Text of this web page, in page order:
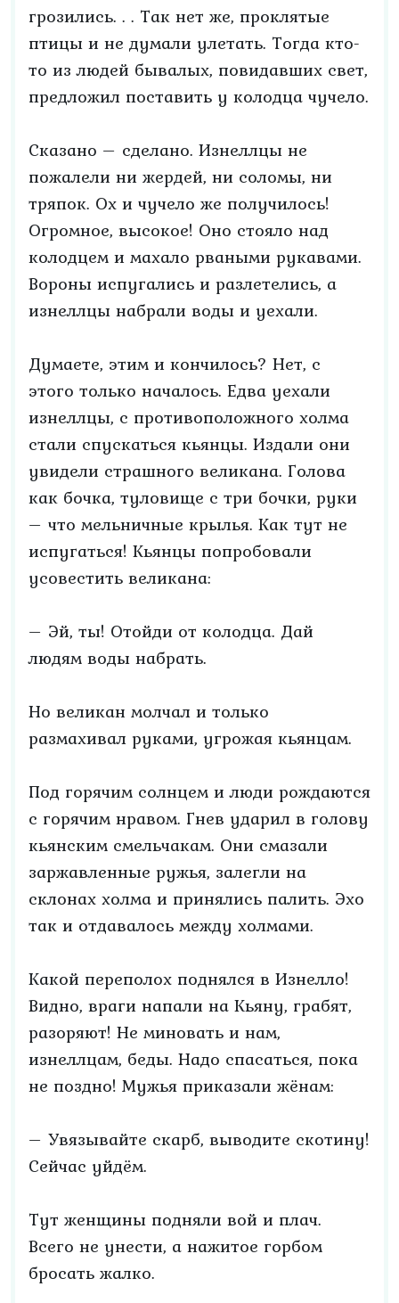
грозились. . . Так нет же, проклятые
птицы и не думали улетать. Тогда кто-
то из людей бывалых, повидавших свет,
предложил поставить у колодца чучело.
Сказано – сделано. Изнеллцы не
пожалели ни жердей, ни соломы, ни
тряпок. Ох и чучело же получилось!
Огромное, высокое! Оно стояло над
колодцем и махало рваными рукавами.
Вороны испугались и разлетелись, а
изнеллцы набрали воды и уехали.
Думаете, этим и кончилось? Нет, с
этого только началось. Едва уехали
изнеллцы, с противоположного холма
стали спускаться кьянцы. Издали они
увидели страшного великана. Голова
как бочка, туловище с три бочки, руки
– что мельничные крылья. Как тут не
испугаться! Кьянцы попробовали
усовестить великана:
– Эй, ты! Отойди от колодца. Дай
людям воды набрать.
Но великан молчал и только
размахивал руками, угрожая кьянцам.
Под горячим солнцем и люди рождаются
с горячим нравом. Гнев ударил в голову
кьянским смельчакам. Они смазали
заржавленные ружья, залегли на
склонах холма и принялись палить. Эхо
так и отдавалось между холмами.
Какой переполох поднялся в Изнелло!
Видно, враги напали на Кьяну, грабят,
разоряют! Не миновать и нам,
изнеллцам, беды. Надо спасаться, пока
не поздно! Мужья приказали жёнам:
– Увязывайте скарб, выводите скотину!
Сейчас уйдём.
Тут женщины подняли вой и плач.
Всего не унести, а нажитое горбом
бросать жалко.